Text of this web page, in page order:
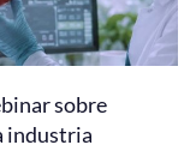
sobre
industria